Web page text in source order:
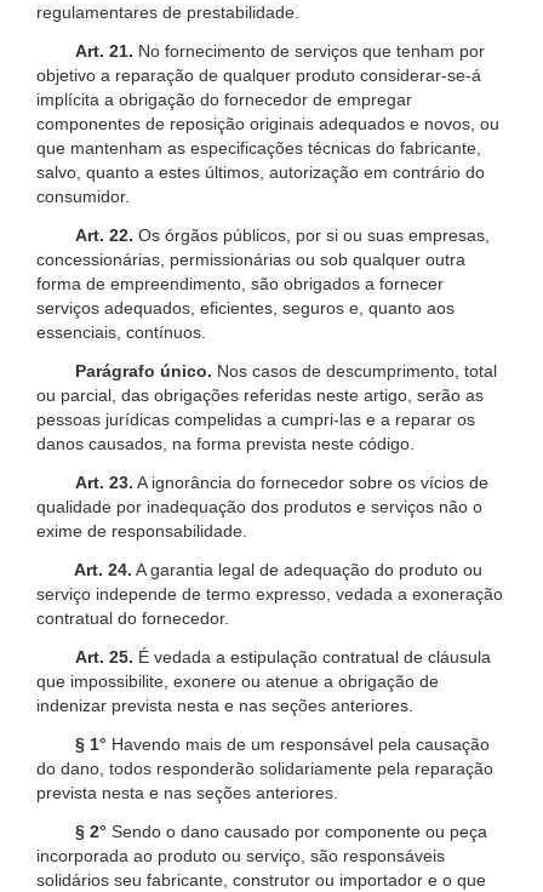
regulamentares de prestabilidade.
Art. 21. No fornecimento de serviços que tenham por
objetivo a reparação de qualquer produto considerar-se-á
implícita a obrigação do fornecedor de empregar
componentes de reposição originais adequados e novos, ou
que mantenham as especificações técnicas do fabricante,
salvo, quanto a estes últimos, autorização em contrário do
consumidor.
Art. 22. Os órgãos públicos, por si ou suas empresas,
concessionárias, permissionárias ou sob qualquer outra
forma de empreendimento, são obrigados a fornecer
serviços adequados, eficientes, seguros e, quanto aos
essenciais, contínuos.
Parágrafo único. Nos casos de descumprimento, total
ou parcial, das obrigações referidas neste artigo, serão as
pessoas jurídicas compelidas a cumpri-las e a reparar os
danos causados, na forma prevista neste código.
Art. 23. A ignorância do fornecedor sobre os vícios de
qualidade por inadequação dos produtos e serviços não o
exime de responsabilidade.
Art. 24. A garantia legal de adequação do produto ou
serviço independe de termo expresso, vedada a exoneração
contratual do fornecedor.
Art. 25. É vedada a estipulação contratual de cláusula
que impossibilite, exonere ou atenue a obrigação de
indenizar prevista nesta e nas seções anteriores.
§ 1° Havendo mais de um responsável pela causação
do dano, todos responderão solidariamente pela reparação
prevista nesta e nas seções anteriores.
§ 2° Sendo o dano causado por componente ou peça
incorporada ao produto ou serviço, são responsáveis
solidários seu fabricante, construtor ou importador e o que